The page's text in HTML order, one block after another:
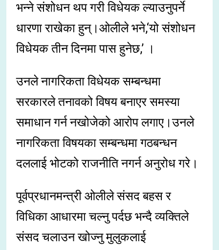
भन्ने संशोधन थप गरी विधेयक ल्याउनुपर्ने
धारणा राखेका हुन्।ओलीले भने,‘यो संशोधन
विधेयक तीन दिनमा पास हुनेछ,’ ।
उनले नागरिकता विधेयक सम्बन्धमा
सरकारले तनावको विषय बनाएर समस्या
समाधान गर्न नखोजेको आरोप लगाए।उनले
नागरिकता विषयका सम्बन्धमा गठबन्धन
दललाई भोटको राजनीति नगर्न अनुरोध गरे।
पूर्वप्रधानमन्त्री ओलीले संसद बहस र
विधिका आधारमा चल्नु पर्दछ भन्दै व्यक्तिले
संसद चलाउन खोज्नु मुलुकलाई